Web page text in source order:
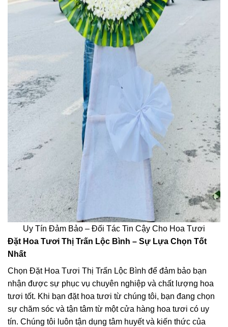
Uy Tín Đảm Bảo – Đối Tác Tin Cậy Cho Hoa Tươi
Đặt Hoa Tươi Thị Trấn Lộc Bình – Sự Lựa Chọn Tốt
Nhất
Chọn Đặt Hoa Tươi Thị Trấn Lộc Bình để đảm bảo bạn
nhận được sự phục vụ chuyên nghiệp và chất lượng hoa
tươi tốt. Khi bạn đặt hoa tươi từ chúng tôi, bạn đang chọn
sự chăm sóc và tận tâm từ một cửa hàng hoa tươi có uy
tín. Chúng tôi luôn tận dụng tâm huyết và kiến thức của